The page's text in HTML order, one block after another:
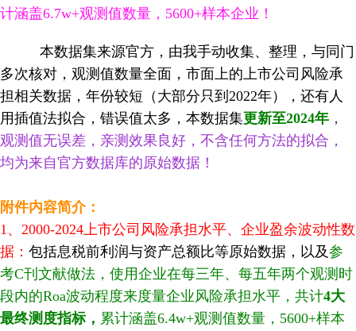
计涵盖6.7w+观测值数量，5600+样本企业！
本数据集来源官方，由我手动收集、整理，与同门
多次核对，观测值数量全面，市面上的上市公司风险承
担相关数据 ，年份较短（大部分只到2022年），还有人
用插值法拟合，错误值太多，本数据集更新至2024年 ，
观测值无误差，亲测效果良好，不含任何方法的拟合，
均为来自官方数据库的原始数据！
附件内容简介：
1、 2000-2024上市公司风险承担水平、企业盈余波动性数
据： 包括息税前利润与资产总额比等原始数据，以及参
考C刊文献做法，使用企业在每三年、每五年两个观测时
段内的Roa波动程度来度量企业风险承担水平，共计4大
最终测度指标， 累计涵盖6.4w+观测值数量，5600+样本